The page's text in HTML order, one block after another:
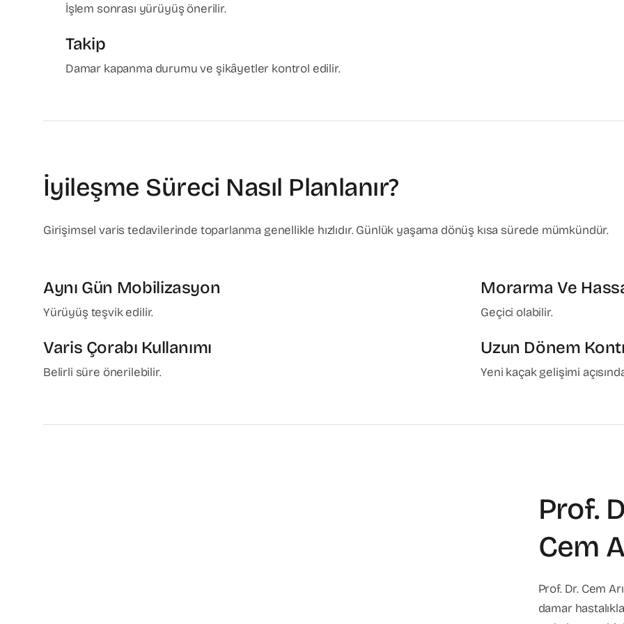
İşlem sonrası yürüyüş önerilir.
Takip
Damar kapanma durumu ve şikâyetler kontrol edilir.
İyileşme Süreci Nasıl Planlanır?
Girişimsel varis tedavilerinde toparlanma genellikle hızlıdır. Günlük yaşama dönüş kısa sürede mümkündür.
Aynı Gün Mobilizasyon
Yürüyüş teşvik edilir.
Varis Çorabı Kullanımı
Belirli süre önerilebilir.
Morarma Ve
Geçici olabilir.
Uzun Dönem
Yeni kaçak gelişimi
Prof.
Cem
Prof. Dr. Cem
damar